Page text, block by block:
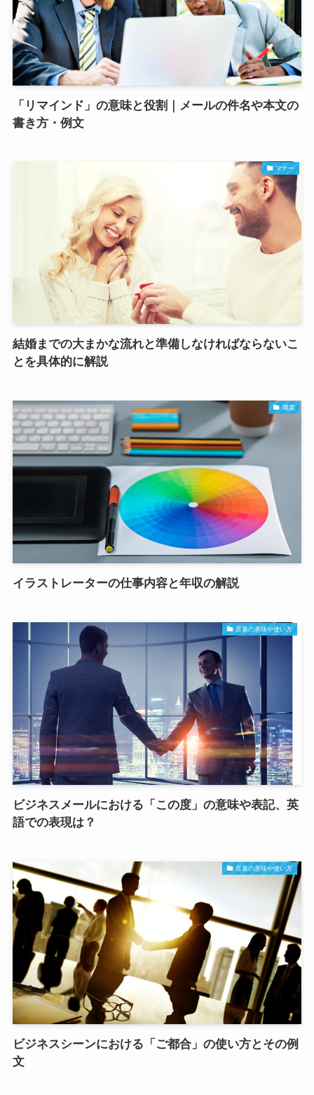
「リマインド」の意味と役割｜メールの件名や本文の
書き方・例文
マナー
結婚までの大まかな流れと準備しなければならないこ
とを具体的に解説
職業
イラストレーターの仕事内容と年収の解説
言葉の意味や使い方
ビジネスメールにおける「この度」の意味や表記、英
語での表現は？
言葉の意味や使い方
ビジネスシーンにおける「ご都合」の使い方とその例
文